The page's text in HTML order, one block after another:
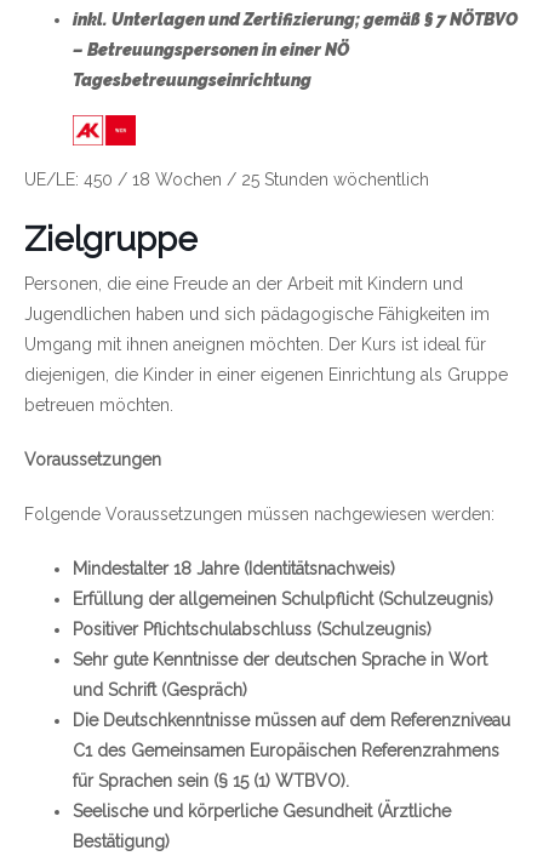
inkl. Unterlagen und Zertifizierung;gemäß § 7 NÖTBVO
– Betreuungspersonen in einer NÖ
Tagesbetreuungseinrichtung
UE/LE: 450 / 18 Wochen / 25 Stunden wöchentlich
Zielgruppe
Personen, die eine Freude an der Arbeit mit Kindern und
Jugendlichen haben und sich pädagogische Fähigkeiten im
Umgang mit ihnen aneignen möchten. Der Kurs ist ideal für
diejenigen, die Kinder in einer eigenen Einrichtung als Gruppe
betreuen möchten.
Voraussetzungen
Folgende Voraussetzungen müssen nachgewiesen werden:
Mindestalter 18 Jahre (Identitätsnachweis)
Erfüllung der allgemeinen Schulpflicht (Schulzeugnis)
Positiver Pflichtschulabschluss (Schulzeugnis)
Sehr gute Kenntnisse der deutschen Sprache in Wort
und Schrift (Gespräch)
Die Deutschkenntnisse müssen auf dem Referenzniveau
C1 des Gemeinsamen Europäischen Referenzrahmens
für Sprachen sein (§ 15 (1) WTBVO).
Seelische und körperliche Gesundheit (Ärztliche
Bestätigung)